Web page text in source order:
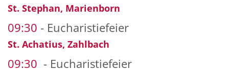
St. Stephan, Marienborn
09:30 Eucharistiefeier
St. Achatius, Zahlbach
09:30 Eucharistiefeier